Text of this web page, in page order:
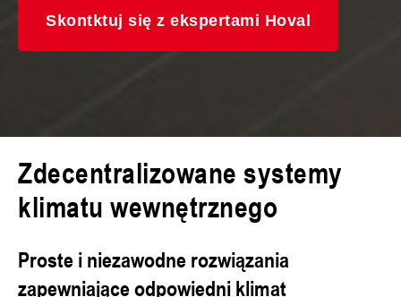
Skontktuj się z ekspertami Hoval
Zdecentralizowane systemy
klimatu wewnętrznego
Proste i niezawodne rozwiązania
zapewniające odpowiedni klimat